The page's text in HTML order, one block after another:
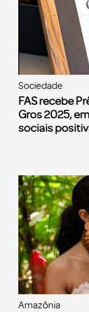
Sociedade
FAS recebe
Gros 2025,
sociais
Amazônia